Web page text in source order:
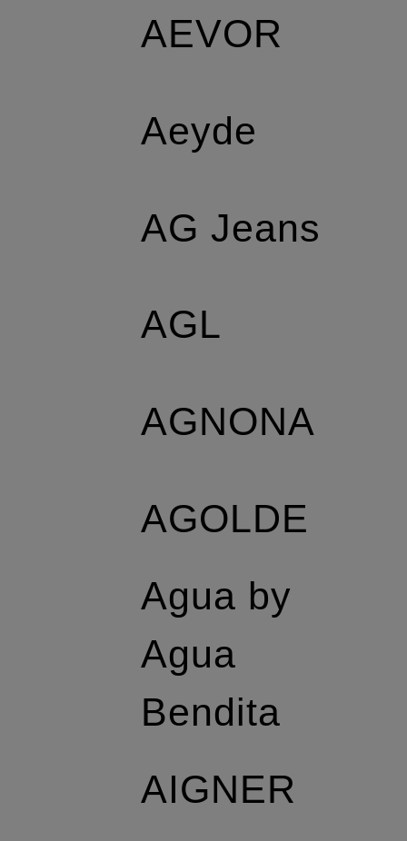
AEVOR
Aeyde
AG Jeans
AGL
AGNONA
AGOLDE
Agua by
Agua
Bendita
AIGNER